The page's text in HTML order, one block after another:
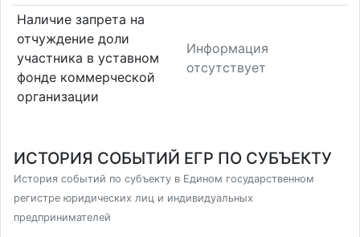
Наличие запрета на
отчуждение доли
участника в уставном
фонде коммерческой
организации
Информация
отсутствует
ИСТОРИЯ СОБЫТИЙ ЕГР ПО СУБЪЕКТУ
История событий по субъекту в Едином государственном
регистре юридических лиц и индивидуальных
предпринимателей